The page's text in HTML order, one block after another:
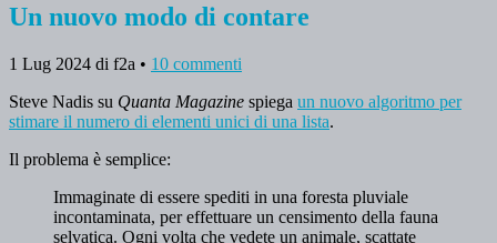
Un nuovo modo di contare
1 Lug 2024 di f2a • 10 commenti
Steve Nadis su Quanta Magazine spiega un nuovo algoritmo per
stimare il numero di elementi unici di una lista.
Il problema è semplice:
Immaginate di essere spediti in una foresta pluviale
incontaminata, per effettuare un censimento della fauna
selvatica. Ogni volta che vedete un animale, scattate